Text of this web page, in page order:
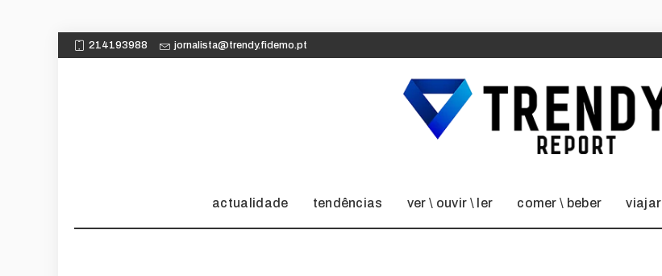
214193988 jornalista@trendy.fidemo.pt
actualidade tendências ver \ ouvir \ ler comer \ beber viajar